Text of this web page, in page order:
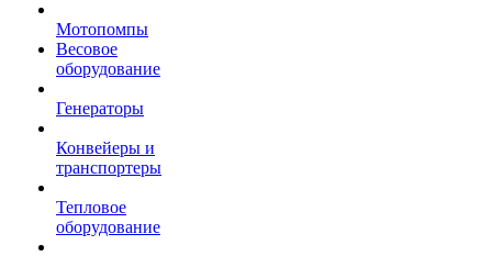
Мотопомпы
Весовое
оборудование
Генераторы
Конвейеры и
транспортеры
Тепловое
оборудование